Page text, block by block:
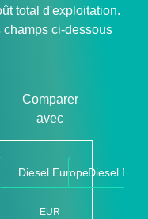
total d'exploitation.
champs ci-dessous
Comparer
avec
EUR